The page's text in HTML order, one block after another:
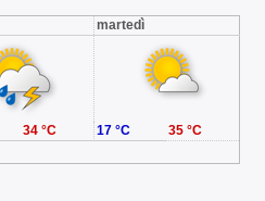
martedì
34 °C 17 °C 35 °C